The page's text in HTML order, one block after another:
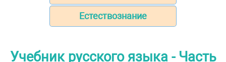
Естествознание
Учебник русского языка - Часть